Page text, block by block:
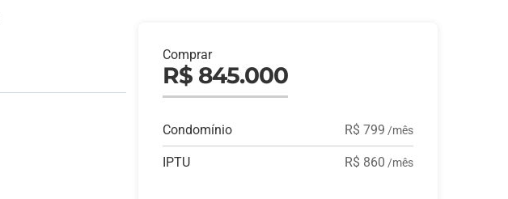
Comprar
R$ 845.000
Condomínio R$ 799 /mês
IPTU R$ 860 /mês